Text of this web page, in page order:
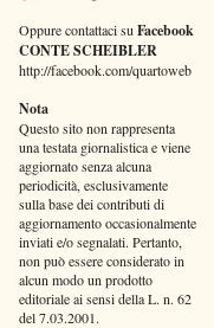
Oppure contattaci su Facebook
CONTE SCHEIBLER
http://facebook.com/quartoweb
Nota
Questo sito non rappresenta
una testata giornalistica e viene
aggiornato senza alcuna
periodicità, esclusivamente
sulla base dei contributi di
aggiornamento occasionalmente
inviati e/o segnalati. Pertanto,
non può essere considerato in
alcun modo un prodotto
editoriale ai sensi della L. n. 62
del 7.03.2001.